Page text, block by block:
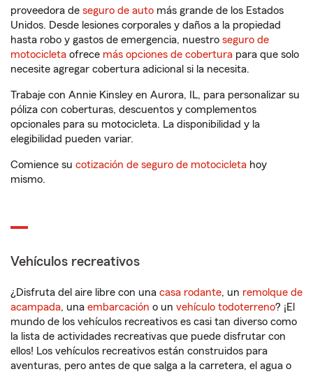
proveedora de seguro de auto más grande de los Estados
Unidos. Desde lesiones corporales y daños a la propiedad
hasta robo y gastos de emergencia, nuestro seguro de
motocicleta ofrece más opciones de cobertura para que solo
necesite agregar cobertura adicional si la necesita.
Trabaje con Annie Kinsley en Aurora, IL, para personalizar su
póliza con coberturas, descuentos y complementos
opcionales para su motocicleta. La disponibilidad y la
elegibilidad pueden variar.
Comience su cotización de seguro de motocicleta hoy
mismo.
Vehículos recreativos
¿Disfruta del aire libre con una casa rodante, un remolque de
acampada, una embarcación o un vehículo todoterreno? ¡El
mundo de los vehículos recreativos es casi tan diverso como
la lista de actividades recreativas que puede disfrutar con
ellos! Los vehículos recreativos están construidos para
aventuras, pero antes de que salga a la carretera, el agua o